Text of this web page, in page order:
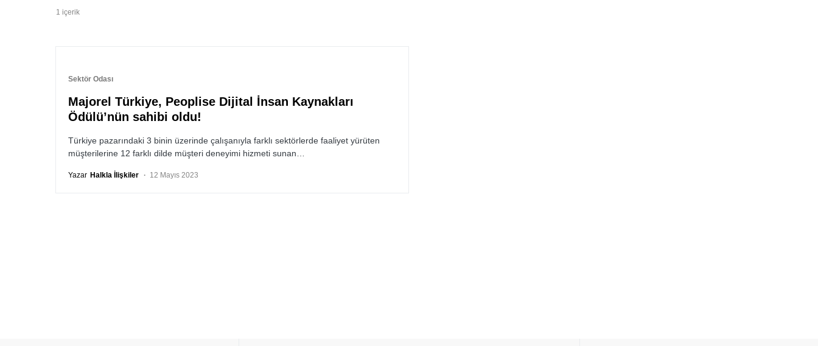
1 içerik
Sektör Odası
Majorel Türkiye, Peoplise Dijital İnsan Kaynakları
Ödülü’nün sahibi oldu!
Türkiye pazarındaki 3 binin üzerinde çalışanıyla farklı sektörlerde faaliyet yürüten
müşterilerine 12 farklı dilde müşteri deneyimi hizmeti sunan…
Yazar Halkla İlişkiler 12 Mayıs 2023